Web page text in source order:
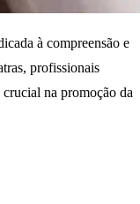
à compreensão e
profissionais
na promoção da